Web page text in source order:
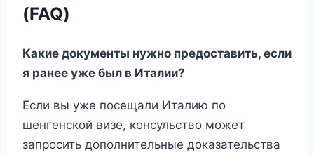
(FAQ)
Какие документы нужно предоставить, если
я ранее уже был в Италии?
Если вы уже посещали Италию по
шенгенской визе, консульство может
запросить дополнительные доказательства